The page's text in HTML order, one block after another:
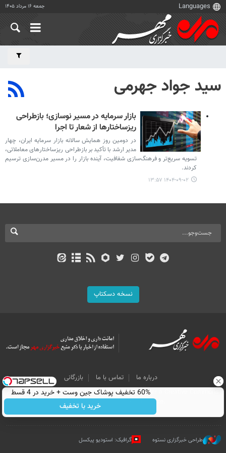
جمعه ۱۶ مرداد ۱۴۰۵
سید جواد جهرمی
بازار سرمایه در مسیر نوسازی؛ بازطراحی
ریزساختارها از شعار تا اجرا
در دومین روز همایش سالانه بازار سرمایه ایران، چهار
مدیر ارشد با تأکید بر بازطراحی ریزساختارهای معاملاتی،
تسویه سریع‌تر و فرهنگ‌سازی شفافیت، آینده بازار را در مسیر مدرن‌سازی ترسیم
کردند.
۱۴۰۴-۰۹-۰۲ ۱۳:۵۷
نسخه دسکتاپ
درباره ما تماس با ما
بازرگانی
All Content by Mehr News Agency is licensed under a Creative Commons
Attribution 4.0 International License.
طراحی خبرگزاری نستوه گرافیک: استودیو پیکسل
60% تخفیف پوشاک جین وست + خرید در 4 قسط
خرید با تخفیف